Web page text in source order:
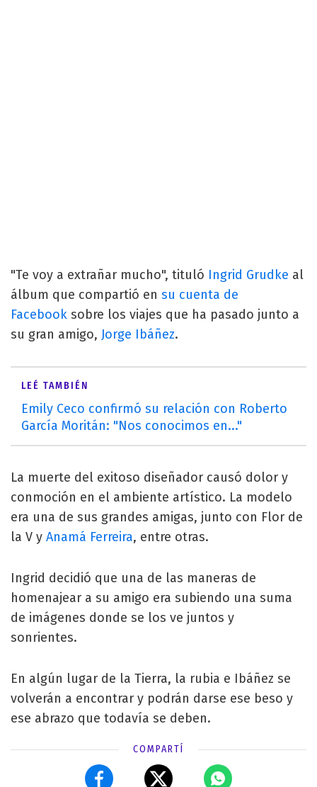
"Te voy a extrañar mucho", tituló Ingrid Grudke al
álbum que compartió en su cuenta de
Facebook sobre los viajes que ha pasado junto a
su gran amigo, Jorge Ibáñez.
LEÉ TAMBIÉN
Emily Ceco confirmó su relación con Roberto
García Moritán: "Nos conocimos en..."
La muerte del exitoso diseñador causó dolor y
conmoción en el ambiente artístico. La modelo
era una de sus grandes amigas, junto con Flor de
la V y Anamá Ferreira, entre otras.
Ingrid decidió que una de las maneras de
homenajear a su amigo era subiendo una suma
de imágenes donde se los ve juntos y
sonrientes.
En algún lugar de la Tierra, la rubia e Ibáñez se
volverán a encontrar y podrán darse ese beso y
ese abrazo que todavía se deben.
COMPARTÍ